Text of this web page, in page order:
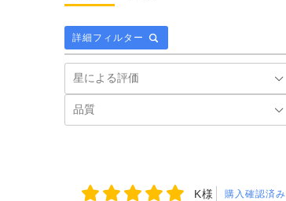
詳細フィルター
K様 購入確認済み